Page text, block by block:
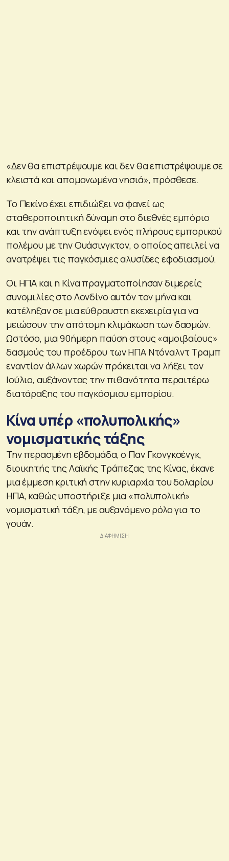
«Δεν θα επιστρέψουμε και δεν θα επιστρέψουμε σε
κλειστά και απομονωμένα νησιά», πρόσθεσε.
Το Πεκίνο έχει επιδιώξει να φανεί ως
σταθεροποιητική δύναμη στο διεθνές εμπόριο
και την ανάπτυξη ενόψει ενός πλήρους εμπορικού
πολέμου με την Ουάσινγκτον, ο οποίος απειλεί να
ανατρέψει τις παγκόσμιες αλυσίδες εφοδιασμού.
Οι ΗΠΑ και η Κίνα πραγματοποίησαν διμερείς
συνομιλίες στο Λονδίνο αυτόν τον μήνα και
κατέληξαν σε μια εύθραυστη εκεχειρία για να
μειώσουν την απότομη κλιμάκωση των δασμών.
Ωστόσο, μια 90ήμερη παύση στους «αμοιβαίους»
δασμούς του προέδρου των ΗΠΑ Ντόναλντ Τραμπ
εναντίον άλλων χωρών πρόκειται να λήξει τον
Ιούλιο, αυξάνοντας την πιθανότητα περαιτέρω
διατάραξης του παγκόσμιου εμπορίου.
Κίνα υπέρ «πολυπολικής»
νομισματικής τάξης
Την περασμένη εβδομάδα, ο Παν Γκονγκσένγκ,
διοικητής της Λαϊκής Τράπεζας της Κίνας, έκανε
μια έμμεση κριτική στην κυριαρχία του δολαρίου
ΗΠΑ, καθώς υποστήριξε μια «πολυπολική»
νομισματική τάξη, με αυξανόμενο ρόλο για το
γουάν.